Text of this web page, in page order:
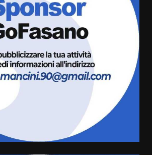
Grande successo per la “Sagra
del Pesce Spada” a Savelletri
9 Agosto 2026 07:32
Serie D, l’Us Fasano non molla e
conferma di voler ricorrere per
ottenere l’iscrizione